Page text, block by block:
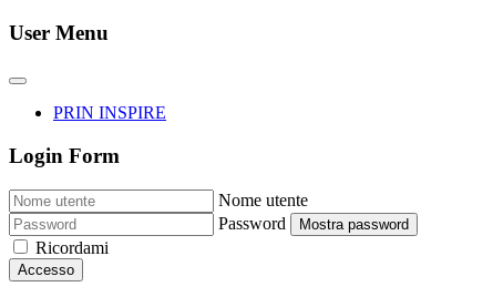
User Menu
PRIN INSPIRE
Login Form
Nome utente
Password
Mostra password
Ricordami
Accesso